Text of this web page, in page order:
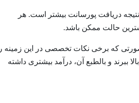
دریافت پورسانت بیشتر است. هر
حالت ممکن باشد.
که برخی نکات تخصصی در این زمینه را
و بالطبع آن، درآمد بیشتری داشته